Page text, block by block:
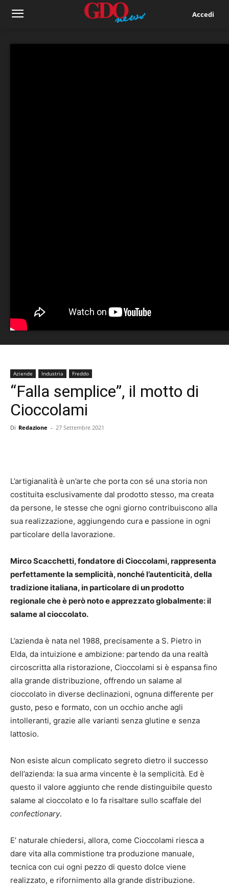
Accedi
Aziende Industria Freddo
“Falla semplice”, il motto di
Cioccolami
Di Redazione - 27 Settembre 2021
L’artigianalità è un’arte che porta con sé una storia non
costituita esclusivamente dal prodotto stesso, ma creata
da persone, le stesse che ogni giorno contribuiscono alla
sua realizzazione, aggiungendo cura e passione in ogni
particolare della lavorazione.
Mirco Scacchetti, fondatore di Cioccolami, rappresenta
perfettamente la semplicità, nonché l’autenticità, della
tradizione italiana, in particolare di un prodotto
regionale che è però noto e apprezzato globalmente: il
salame al cioccolato.
L’azienda è nata nel 1988, precisamente a S. Pietro in
Elda, da intuizione e ambizione: partendo da una realtà
circoscritta alla ristorazione, Cioccolami si è espansa fino
alla grande distribuzione, offrendo un salame al
cioccolato in diverse declinazioni, ognuna differente per
gusto, peso e formato, con un occhio anche agli
intolleranti, grazie alle varianti senza glutine e senza
lattosio.
Non esiste alcun complicato segreto dietro il successo
dell’azienda: la sua arma vincente è la semplicità. Ed è
questo il valore aggiunto che rende distinguibile questo
salame al cioccolato e lo fa risaltare sullo scaffale del
confectionary.
E’ naturale chiedersi, allora, come Cioccolami riesca a
dare vita alla commistione tra produzione manuale,
tecnica con cui ogni pezzo di questo dolce viene
realizzato, e rifornimento alla grande distribuzione.